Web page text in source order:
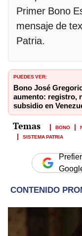
Primer Bono
mensaje de
Patria.
PUEDES VER:
Bono José
aumento: registro,
subsidio en
BONO
SISTEMA PATRIA